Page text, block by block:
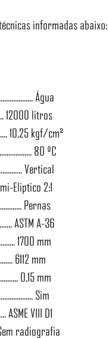
informadas abaixo:
Água
12000 litros
10,25 kgf/cm²
80 ºC
Vertical
Eliptico 2:1
Pernas
ASTM A-36
1700 mm
6112 mm
0,15 mm
Sim
ASME VIII D1
Sem radiografia